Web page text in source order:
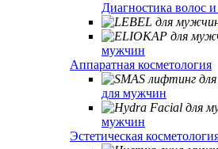
Диагностика волос
мужчин
Аппаратная косметология
для мужчин
мужчин
Эстетическая